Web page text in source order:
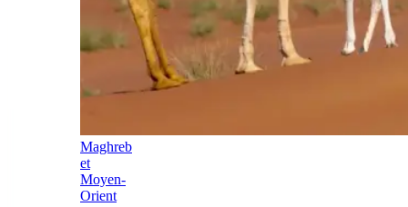
Maghreb
et
Moyen-
Orient